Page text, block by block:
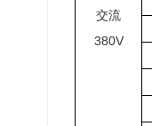
交流
380V